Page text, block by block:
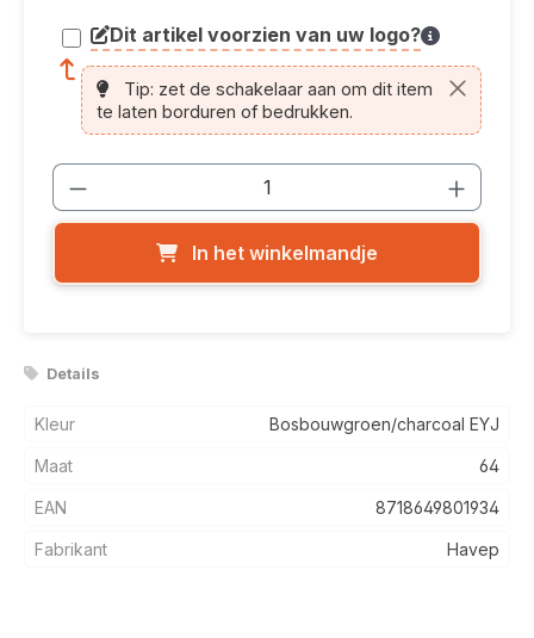
Dit artikel voorzien van uw logo?
article.printing.helptext
Tip: zet de schakelaar aan om dit item
te laten borduren of bedrukken.
Producthoeveelheid: Voer de
In het winkelmandje
Details
Kleur Bosbouwgroen/charcoal EYJ
Maat 64
EAN 8718649801934
Fabrikant Havep